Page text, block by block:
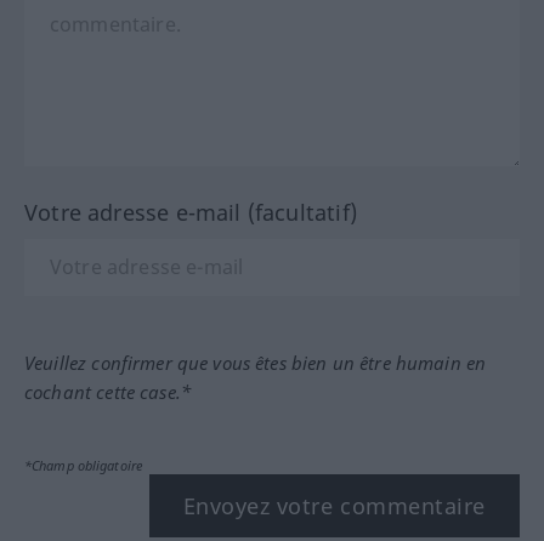
Votre adresse e-mail (facultatif)
Veuillez confirmer que vous êtes bien un être humain en
cochant cette case.*
*Champ obligatoire
Envoyez votre commentaire